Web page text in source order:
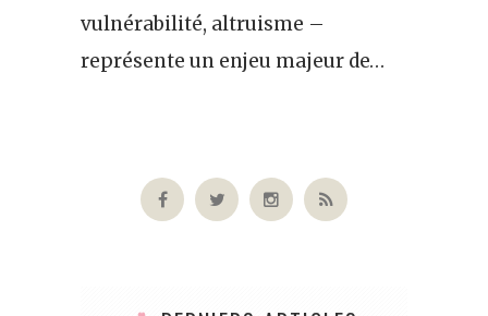
vulnérabilité, altruisme –
représente un enjeu majeur de…